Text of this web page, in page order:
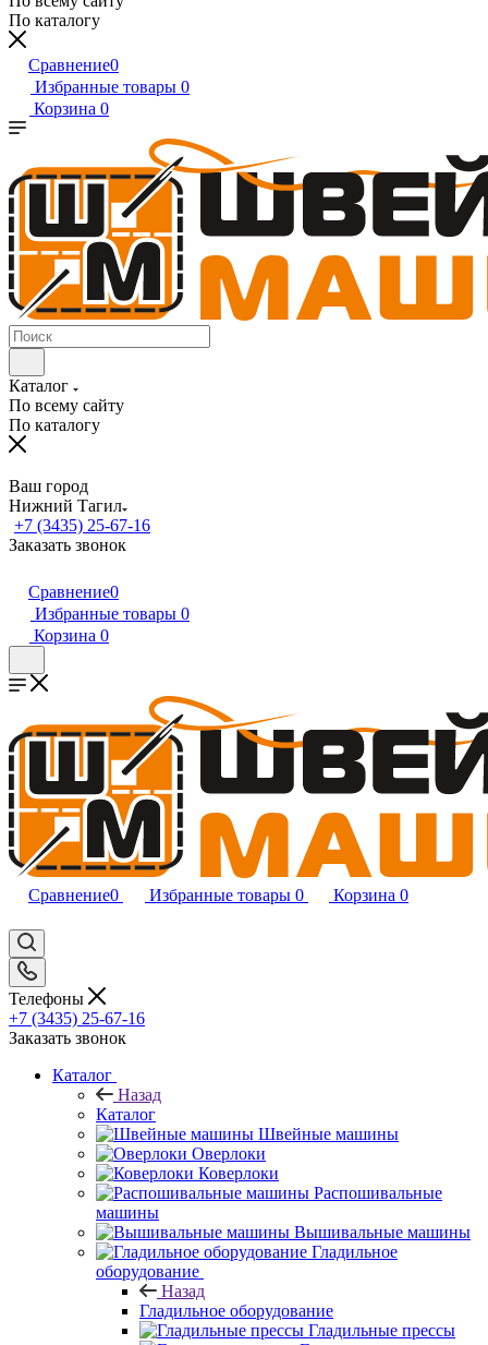
По каталогу
Сравнение0
Избранные товары 0
Корзина 0
Каталог
По всему сайту
По каталогу
Ваш город
Нижний Тагил
+7 (3435) 25-67-16
Заказать звонок
Сравнение0
Избранные товары 0
Корзина 0
Сравнение0 Избранные товары 0 Корзина 0
Телефоны
+7 (3435) 25-67-16
Заказать звонок
Каталог
Назад
Каталог
Швейные машины
Оверлоки
Коверлоки
Распошивальные
машины
Вышивальные машины
Гладильное
оборудование
Назад
Гладильное оборудование
Гладильные прессы